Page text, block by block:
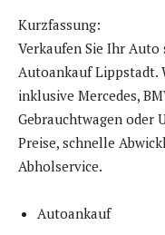
Kurzfassung:
Verkaufen Sie Ihr
Autoankauf Lippstadt.
inklusive Mercedes,
Gebrauchtwagen oder
Preise, schnelle
Abholservice.
Autoankauf